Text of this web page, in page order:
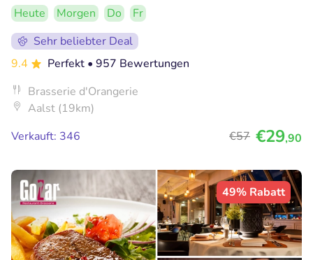
Heute Morgen Do
Fr
Sehr beliebter Deal
9.4
Perfekt • 957 Bewertungen
Brasserie d'Orangerie
Aalst (19km)
Verkauft: 346
€57 €29,90
49% Rabatt